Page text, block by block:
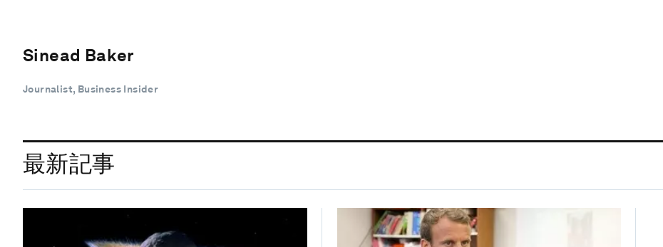
Sinead Baker
Journalist, Business Insider
最新記事